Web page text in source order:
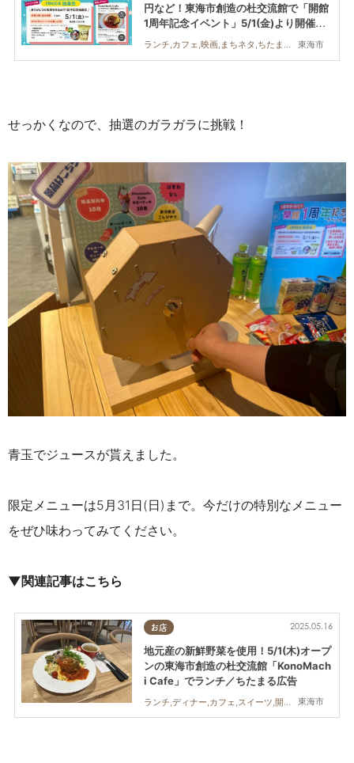
東海市
円など！東海市創造の杜交流館で「開館
1周年記念イベント」5/1(金)より開催／
ランチ,カフェ,映画,まちネタ,ちたまる広告,親子
せっかくなので、抽選のガラガラに挑戦！
青玉でジュースが貰えました。
限定メニューは5月31日(日)まで。今だけの特別なメニュー
をぜひ味わってみてください。
▼関連記事はこちら
お店
東海市
2025.05.16
地元産の新鮮野菜を使用！5/1(木)オープ
ンの東海市創造の杜交流館「KonoMach
i Cafe」でランチ／ちたまる広告
ランチ,ディナー,カフェ,スイーツ,開店,映画